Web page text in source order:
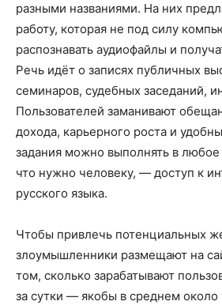
разными названиями. На них
работу, которая не под силу
распознавать аудиофайлы и
Речь идёт о записях публичных
семинаров, судебных заседаний,
Пользователей заманивают
дохода, карьерного роста и
задания можно выполнять в любое
что нужно человеку, — доступ к
русского языка.
Чтобы привлечь потенциальных
злоумышленники размещают на
том, сколько зарабатывают
за сутки — якобы в среднем